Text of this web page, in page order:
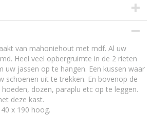
van mahoniehout met mdf. Al uw
Heel veel opbergruimte in de 2 rieten
uw jassen op te hangen. Een kussen waar
schoenen uit te trekken. En bovenop de
dozen, paraplu etc op te leggen.
deze kast.
x 190 hoog.